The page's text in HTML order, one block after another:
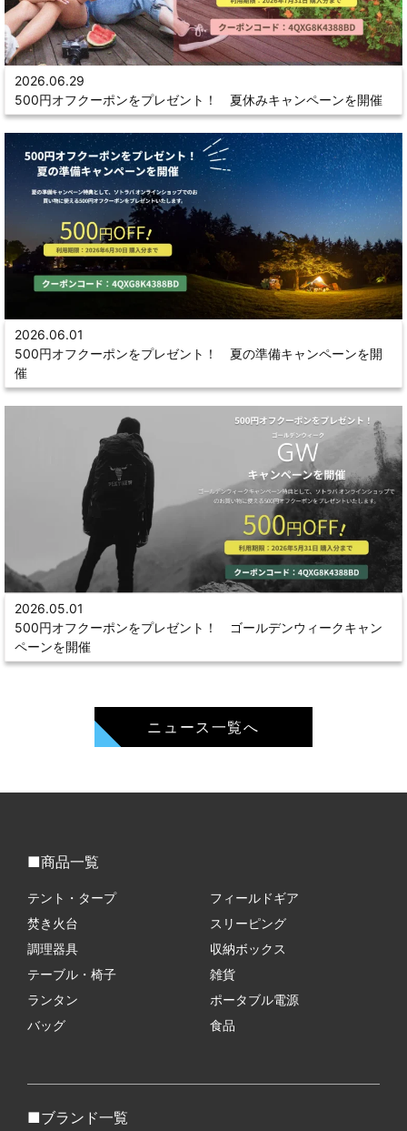
2026.06.29
500円オフクーポンをプレゼント！ 夏休みキャンペーンを開催
2026.06.01
500円オフクーポンをプレゼント！ 夏の準備キャンペーンを開
催
2026.05.01
500円オフクーポンをプレゼント！ ゴールデンウィークキャン
ペーンを開催
ニュース一覧へ
商品一覧
テント・タープ
焚き火台
調理器具
テーブル・椅子
ランタン
バッグ
フィールドギア
スリーピング
収納ボックス
雑貨
ポータブル電源
食品
ブランド一覧